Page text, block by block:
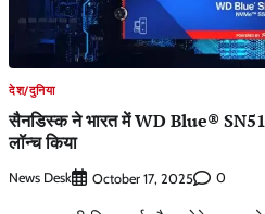
देश/दुनिया
सैनडिस्क ने भारत में WD Blue®
लॉन्च किया
News Desk October 17, 2025 0